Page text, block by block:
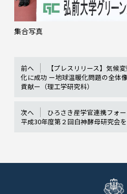
集合写真
前へ
【プレスリリース】気候
化に成功 ー地球温暖化問題の全体
貢献ー（理工学研究科）
次へ
ひろさき産学官連携フォ
平成30年度第２回白神酵母研究会